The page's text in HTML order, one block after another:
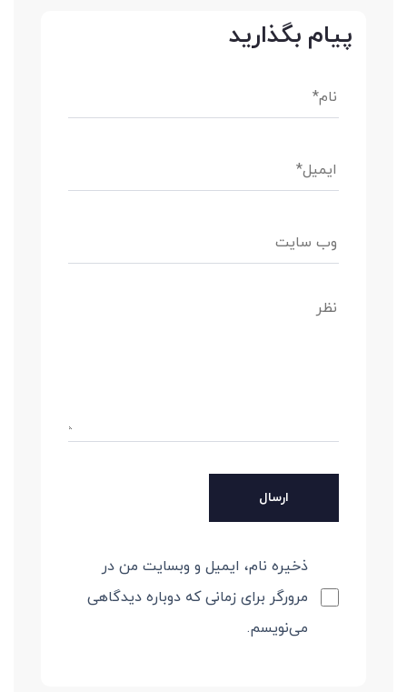
پیام بگذارید
ذخیره نام، ایمیل و وبسایت من در
مرورگر برای زمانی که دوباره دیدگاهی
می‌نویسم.